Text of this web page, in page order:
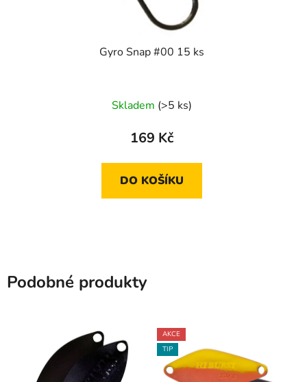
Gyro Snap #00 15 ks
Skladem (>5 ks)
169 Kč
DO KOŠÍKU
Podobné produkty
AKCE
TIP